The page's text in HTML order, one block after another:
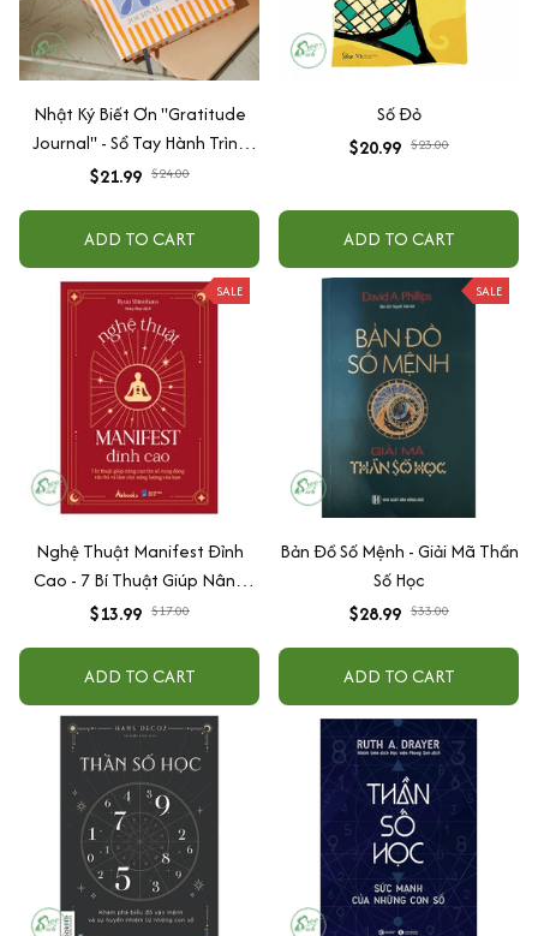
Nhật Ký Biết Ơn "Gratitude
Journal" - Sổ Tay Hành Trình
Nuôi Dưỡng Bản Thân, Nâng
$21.99 $24.00
ADD TO CART
Số Đỏ
$20.99 $23.00
ADD TO CART
SALE
Nghệ Thuật Manifest Đỉnh
Cao - 7 Bí Thuật Giúp Nâng
Cao Tần Số Rung Động Tức
Của Bạn
$13.99 $17.00
ADD TO CART
SALE
Bản Đồ Số Mệnh - Giải Mã Thần
Số Học
$28.99 $33.00
ADD TO CART